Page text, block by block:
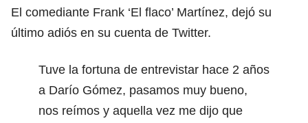
El comediante Frank ‘El flaco’ Martínez, dejó su
último adiós en su cuenta de Twitter.
Tuve la fortuna de entrevistar hace 2 años
a Darío Gómez, pasamos muy bueno,
nos reímos y aquella vez me dijo que